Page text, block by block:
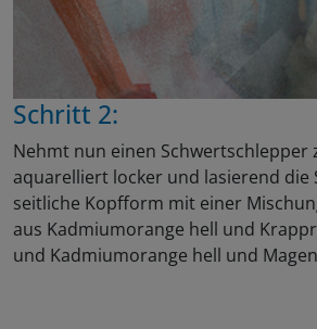
Schritt 2:
Nehmt nun einen Schwertschlepper
aquarelliert locker und lasierend die
seitliche Kopfform mit einer
aus Kadmiumorange hell und
und Kadmiumorange hell und